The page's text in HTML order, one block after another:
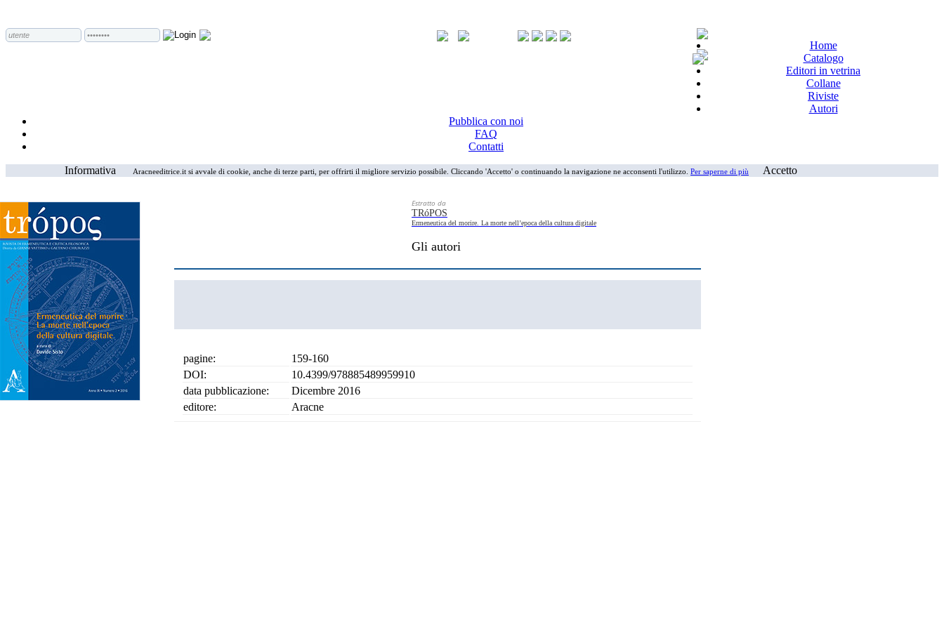
Home
Catalogo
Editori in vetrina
Collane
Riviste
Autori
Pubblica con noi
FAQ
Contatti
Informativa
Aracneeditrice.it si avvale di cookie, anche di terze parti, per offrirti il migliore servizio possibile. Cliccando 'Accetto' o continuando la navigazione ne acconsenti l'utilizzo. Per saperne di più Accetto
Estratto da
TRóPOS
Ermeneutica del morire. La morte nell’epoca della cultura digitale
Gli autori
pagine:
159-160
DOI:
10.4399/978885489959910
data pubblicazione:
Dicembre 2016
editore:
Aracne